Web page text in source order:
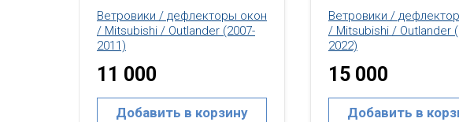
Ветровики / дефлекторы окон
/ Mitsubishi / Outlander (2012-
2022)
15 000
Добавить в корзину
Ветровики /
/ Mitsubishi / Outlander
2022)
20 000
Добавить в